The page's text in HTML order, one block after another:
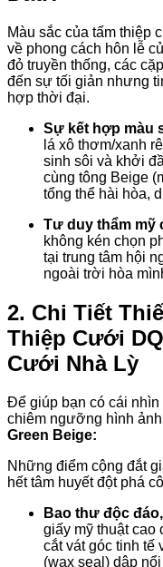
Màu sắc của tấm thiệp
về phong cách hôn lễ
đỏ truyền thống, các
đến sự tối giản nhưng
hợp thời đại.
Sự kết hợp màu
lá xô thơm/xanh
sinh sôi và khởi
cùng tông Beige
tổng thể hài hòa,
Tư duy thẩm mỹ
không kén chọn
tại trung tâm hội
ngoài trời hòa
2. Chi Tiết
Thiệp Cưới
Cưới Nhà Lỳ
Để giúp bạn có cái nhìn
chiêm ngưỡng hình
Green Beige:
Những điểm cộng đắt
hết tâm huyết đột phá
Bao thư độc
giấy mỹ thuật cao
cắt vát góc tinh tế
(wax seal) dập